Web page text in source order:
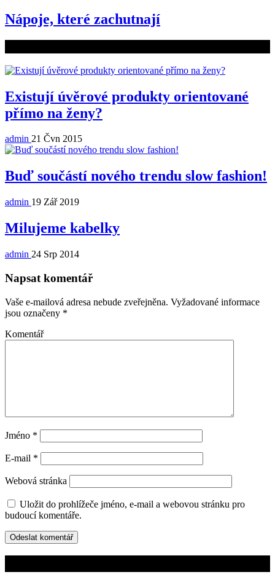
Nápoje, které zachutnají
Existují úvěrové produkty orientované
přímo na ženy?
admin 21 Čvn 2015
Buď součástí nového trendu slow fashion!
admin 19 Zář 2019
Milujeme kabelky
admin 24 Srp 2014
Napsat komentář
Vaše e-mailová adresa nebude zveřejněna. Vyžadované informace
jsou označeny *
Komentář
Jméno *
E-mail *
Webová stránka
Uložit do prohlížeče jméno, e-mail a webovou stránku pro
budoucí komentáře.